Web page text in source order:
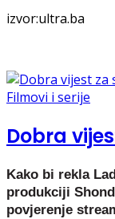
izvor:ultra.ba
Filmovi i serije
Dobra
Kako bi rekla
produkciji
povjerenje